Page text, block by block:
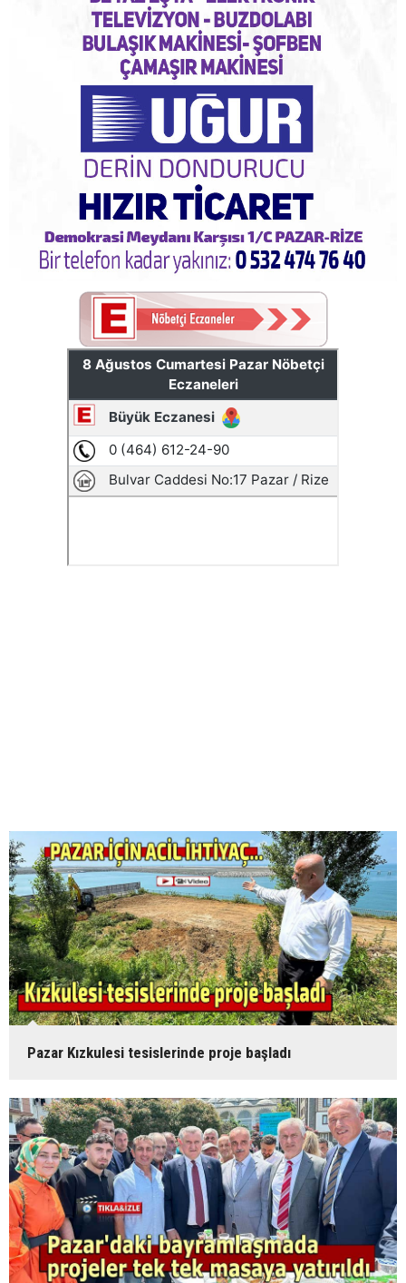
Pazar Kızkulesi tesislerinde proje başladı